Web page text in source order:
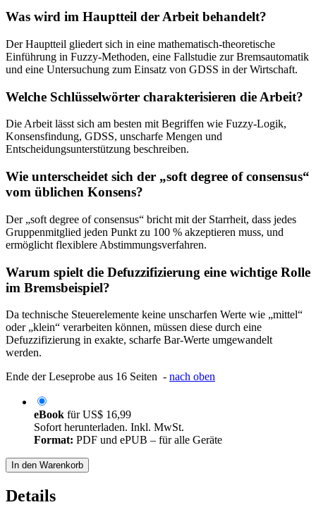
Was wird im Hauptteil der Arbeit behandelt?
Der Hauptteil gliedert sich in eine mathematisch-theoretische
Einführung in Fuzzy-Methoden, eine Fallstudie zur Bremsautomatik
und eine Untersuchung zum Einsatz von GDSS in der Wirtschaft.
Welche Schlüsselwörter charakterisieren die Arbeit?
Die Arbeit lässt sich am besten mit Begriffen wie Fuzzy-Logik,
Konsensfindung, GDSS, unscharfe Mengen und
Entscheidungsunterstützung beschreiben.
Wie unterscheidet sich der „soft degree of consensus“
vom üblichen Konsens?
Der „soft degree of consensus“ bricht mit der Starrheit, dass jedes
Gruppenmitglied jeden Punkt zu 100 % akzeptieren muss, und
ermöglicht flexiblere Abstimmungsverfahren.
Warum spielt die Defuzzifizierung eine wichtige Rolle
im Bremsbeispiel?
Da technische Steuerelemente keine unscharfen Werte wie „mittel“
oder „klein“ verarbeiten können, müssen diese durch eine
Defuzzifizierung in exakte, scharfe Bar-Werte umgewandelt
werden.
Ende der Leseprobe aus 16 Seiten - nach oben
eBook fürUS$ 16,99
Sofort herunterladen. Inkl. MwSt.
Format: PDF und ePUB – für alle Geräte
In den Warenkorb
Details